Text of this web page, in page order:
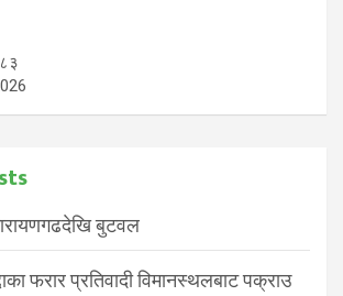
बुटवल
फरार प्रतिवादी विमानस्थलबाट पक्राउ